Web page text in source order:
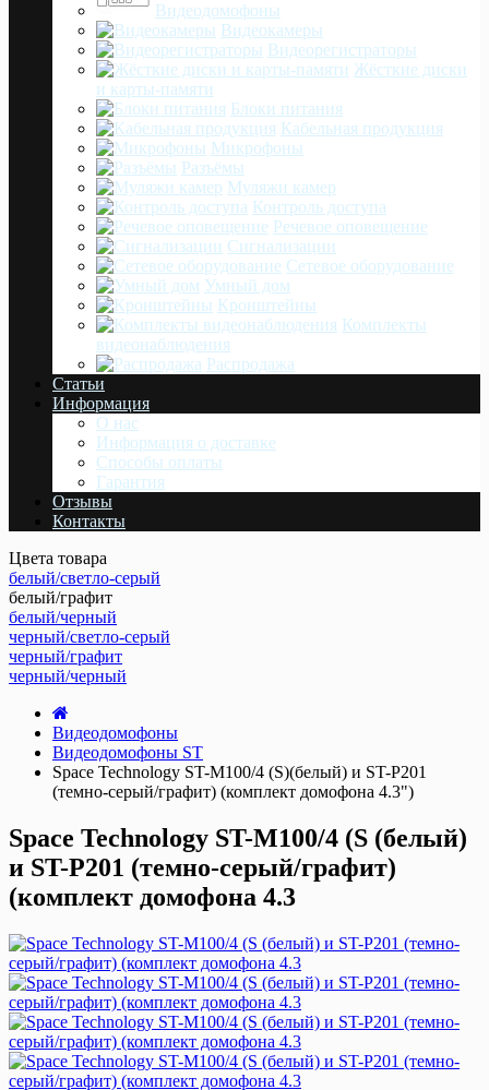
Видеодомофоны
Видеокамеры
Видеорегистраторы
Жёсткие диски
и карты-памяти
Блоки питания
Кабельная продукция
Микрофоны
Разъёмы
Муляжи камер
Контроль доступа
Речевое оповещение
Сигнализации
Сетевое оборудование
Умный дом
Кронштейны
Комплекты
видеонаблюдения
Распродажа
Статьи
Информация
О нас
Информация о доставке
Cпособы оплаты
Гарантия
Отзывы
Контакты
Цвета товара
белый/светло-серый
белый/графит
белый/черный
черный/светло-серый
черный/графит
черный/черный
Видеодомофоны
Видеодомофоны ST
Space Technology ST-M100/4 (S)(белый) и ST-P201
(темно-серый/графит) (комплект домофона 4.3")
Space Technology ST-M100/4 (S (белый)
и ST-P201 (темно-серый/графит)
(комплект домофона 4.3